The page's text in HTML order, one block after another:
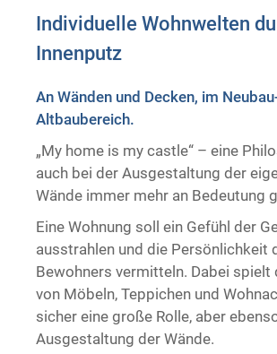
Mineralputz
Trockenausbau
Individuelle Wohnwelten
Innenputz ​
An Wänden und Decken, im
Altbaubereich.
„My home is my castle“ – eine
auch bei der Ausgestaltung der
Wände immer mehr an Bedeutung
Eine Wohnung soll ein Gefühl der
ausstrahlen und die Persönlichkeit
Bewohners vermitteln. Dabei spielt
von Möbeln, Teppichen und
sicher eine große Rolle, aber
Ausgestaltung der Wände.